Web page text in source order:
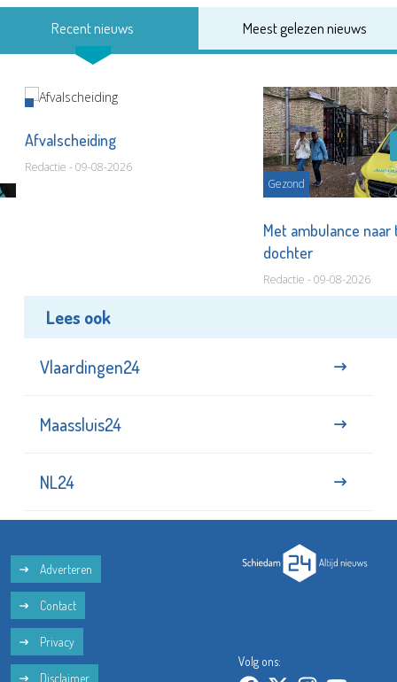
Recent nieuws Meest gelezen nieuws
Afvalscheiding
Redactie - 09-08-2026
Gezond
Met ambulance
dochter
Redactie - 09-08-2026
Lees ook
Vlaardingen24
Maassluis24
NL24
Adverteren
Contact
Privacy
Disclaimer
Volg ons: